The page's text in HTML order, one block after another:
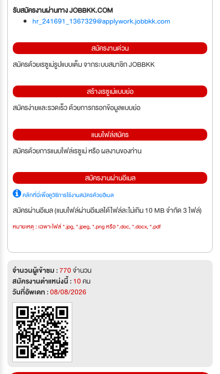
รับสมัครงานผ่านทาง JOBBKK.COM
hr_241691_1367329@applywork.jobbkk.com
สมัครงานด่วน
สมัครด้วยเรซูเม่รูปแบบเต็ม จากระบบสมาชิก JOBBKK
สร้างเรซูเม่แบบย่อ
สมัครง่ายและรวดเร็ว ด้วยการกรอกข้อมูลแบบย่อ
แนบไฟล์สมัคร
สมัครด้วยการแนบไฟล์เรซูเม่ หรือ ผลงานของท่าน
สมัครงานผ่านอีเมล
คลิกที่นี่เพื่อดูวิธีการใช้งานสมัครด้วยอีเมล
สมัครผ่านอีเมล (แนบไฟล์ผ่านอีเมลได้ไฟล์ละไม่เกิน 10 MB จำกัด 3 ไฟล์)
หมายเหตุ : เฉพาะไฟล์ *.jpg, *.jpeg, *.png หรือ *.doc, *.docx, *.pdf
จำนวนผู้เข้าชม :770จำนวน
สมัครงานตำแหน่งนี้ : 10คน
วันที่อัพเดท :08/08/2026